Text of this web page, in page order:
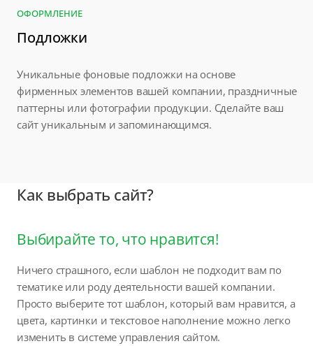
ОФОРМЛЕНИЕ
Подложки
Уникальные фоновые подложки на основе
фирменных элементов вашей компании, праздничные
паттерны или фотографии продукции. Сделайте ваш
сайт уникальным и запоминающимся.
Как выбрать сайт?
Выбирайте то, что нравится!
Ничего страшного, если шаблон не подходит вам по
тематике или роду деятельности вашей компании.
Просто выберите тот шаблон, который вам нравится, а
цвета, картинки и текстовое наполнение можно легко
изменить в системе управления сайтом.